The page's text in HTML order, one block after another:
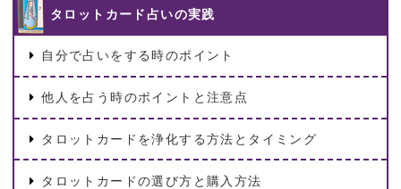
タロットカード占いの実践
自分で占いをする時のポイント
他人を占う時のポイントと注意点
タロットカードを浄化する方法とタイミング
タロットカードの選び方と購入方法